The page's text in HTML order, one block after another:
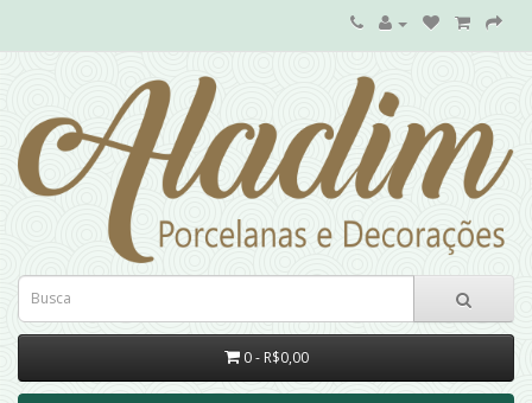
0 - R$0,00